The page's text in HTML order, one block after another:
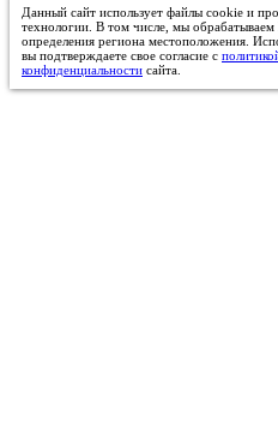
Данный сайт использует файлы cookie и
технологии. В том числе, мы
определения региона местоположения.
вы подтверждаете свое согласие с
конфиденциальности сайта.